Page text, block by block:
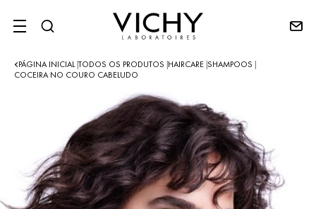
SITE MENU
PÁGINA INICIAL TODOS OS PRODUTOS HAIRCARE SHAMPOOS
COCEIRA NO COURO CABELUDO